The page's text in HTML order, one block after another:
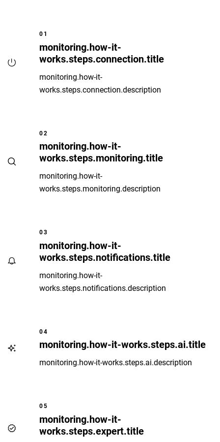
01
monitoring.how-it-
works.steps.connection.title
monitoring.how-it-
works.steps.connection.description
02
monitoring.how-it-
works.steps.monitoring.title
monitoring.how-it-
works.steps.monitoring.description
03
monitoring.how-it-
works.steps.notifications.title
monitoring.how-it-
works.steps.notifications.description
04
monitoring.how-it-works.steps.ai.title
monitoring.how-it-works.steps.ai.description
05
monitoring.how-it-
works.steps.expert.title